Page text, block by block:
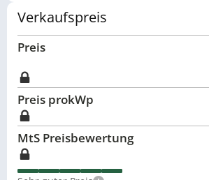
Verkaufspreis
Preis
Preis prokWp
MtS Preisbewertung